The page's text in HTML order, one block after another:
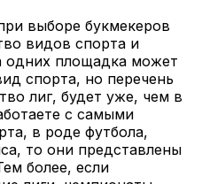
выборе букмекеров
видов спорта и
одних площадка может
спорта, но перечень
лиг, будет уже, чем в
с самыми
в роде футбола,
то они представлены
более, если